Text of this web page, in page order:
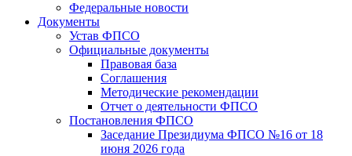
Федеральные новости
Документы
Устав ФПСО
Официальные документы
Правовая база
Соглашения
Методические рекомендации
Отчет о деятельности ФПСО
Постановления ФПСО
Заседание Президиума ФПСО №16 от 18
июня 2026 года